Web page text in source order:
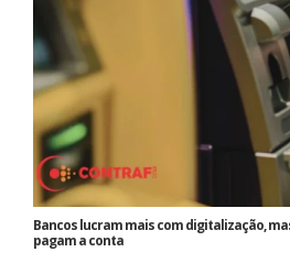
Bancos lucram mais com digitalização,
pagam a conta